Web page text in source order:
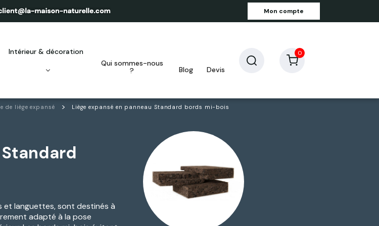
Mon compte
intérieur & décoration
qui sommes-nous
?
blog devis
0
de liège expansé Liège expansé en panneau Standard bords mi-bois
et languettes, sont destinés à
adapté à la pose